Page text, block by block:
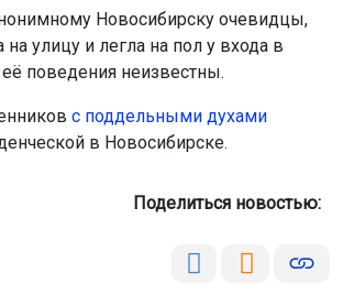
Новосибирску очевидцы,
улицу и легла на пол у входа в
поведения неизвестны.
с поддельными духами
в Новосибирске.
Поделиться новостью: